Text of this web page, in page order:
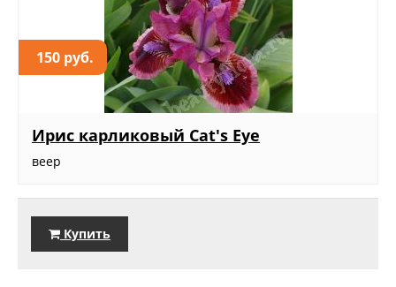
150 руб.
Ирис карликовый Cat's Eye
веер
Купить